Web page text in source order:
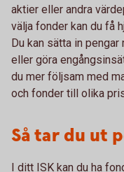
aktier eller andra
välja fonder kan du få
Du kan sätta in
eller göra
du mer följsam med
och fonder till olika
Så tar du ut
I ditt ISK kan du ha